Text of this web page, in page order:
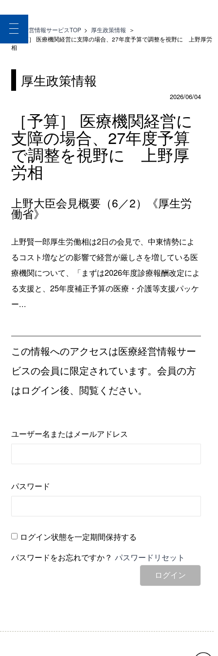
toggle
navigation
医療経営情報サービスTOP > 厚生政策情報 ＞
［予算］ 医療機関経営に支障の場合、27年度予算で調整を視野に 上野厚労
相
厚生政策情報
2026/06/04
［予算］ 医療機関経営に
支障の場合、27年度予算
で調整を視野に 上野厚
労相
上野大臣会見概要（6／2）《厚生労
働省》
上野賢一郎厚生労働相は2日の会見で、中東情勢によ
るコスト増などの影響で経営が厳しさを増している医
療機関について、「まずは2026年度診療報酬改定によ
る支援と、25年度補正予算の医療・介護等支援パッケ
ー...
この情報へのアクセスは医療経営情報サー
ビスの会員に限定されています。会員の方
はログイン後、閲覧ください。
ユーザー名またはメールアドレス
パスワード
ログイン状態を一定期間保持する
パスワードをお忘れですか？パスワードリセット
ログイン